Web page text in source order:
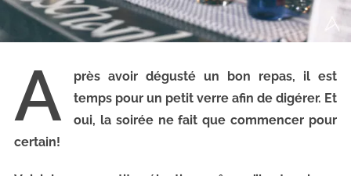
A
près avoir dégusté un bon repas, il est
temps pour un petit verre afin de digérer. Et
oui, la soirée ne fait que commencer pour
certain!